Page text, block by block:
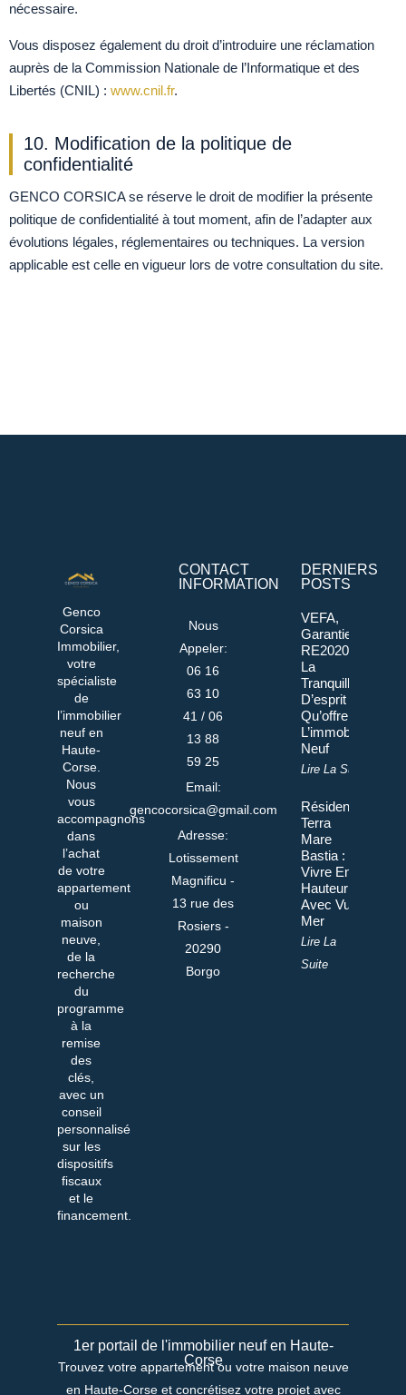
nécessaire.
Vous disposez également du droit d’introduire une réclamation
auprès de la Commission Nationale de l’Informatique et des
Libertés (CNIL) : www.cnil.fr.
10. Modification de la politique de
confidentialité
GENCO CORSICA se réserve le droit de modifier la présente
politique de confidentialité à tout moment, afin de l’adapter aux
évolutions légales, réglementaires ou techniques. La version
applicable est celle en vigueur lors de votre consultation du site.
Genco
Corsica
Immobilier,
votre
spécialiste
de
l’immobilier
neuf en
Haute-
Corse.
Nous
vous
accompagnons
dans
l’achat
de votre
appartement
ou
maison
neuve,
de la
recherche
du
programme
à la
remise
des
clés,
avec un
conseil
personnalisé
sur les
dispositifs
fiscaux
et le
financement.
CONTACT
INFORMATION
Nous
Appeler:
06 16
63 10
41 / 06
13 88
59 25
Email:
gencocorsica@gmail.com
Adresse:
Lotissement
Magnificu -
13 rue des
Rosiers -
20290
Borgo
DERNIERS
POSTS
VEFA,
Garanties,
RE2020 :
La
Tranquillité
D’esprit
Qu’offre
L’immobilier
Neuf
Lire La Suite
Résidence
Terra
Mare
Bastia :
Vivre En
Hauteur
Avec Vue
Mer
Lire La
Suite
1er portail de l'immobilier neuf en Haute-
Corse
Trouvez votre appartement ou votre maison neuve
en Haute-Corse et concrétisez votre projet avec